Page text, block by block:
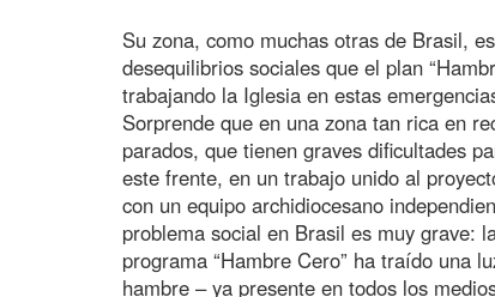
Su zona, como muchas otras de Brasil,
desequilibrios sociales que el plan
trabajando la Iglesia en estas
Sorprende que en una zona tan rica en
parados, que tienen graves dificultades
este frente, en un trabajo unido al
con un equipo archidiocesano
problema social en Brasil es muy grave:
programa “Hambre Cero” ha traído una
hambre – ya presente en todos los